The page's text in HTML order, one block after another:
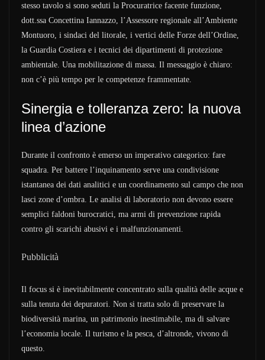
stesso tavolo si sono seduti la Procuratrice facente funzione,
dott.ssa Concettina Iannazzo, l’Assessore regionale all’Ambiente
Montuoro, i sindaci del litorale, i vertici delle Forze dell’Ordine,
la Guardia Costiera e i tecnici dei dipartimenti di protezione
ambientale. Una mobilitazione di massa. Il messaggio è chiaro:
non c’è più tempo per le competenze frammentate.
Sinergia e tolleranza zero: la nuova
linea d’azione
Durante il confronto è emerso un imperativo categorico: fare
squadra. Per battere l’inquinamento serve una condivisione
istantanea dei dati analitici e un coordinamento sul campo che non
lasci zone d’ombra. Le analisi di laboratorio non devono essere
semplici faldoni burocratici, ma armi di prevenzione rapida
contro gli scarichi abusivi e i malfunzionamenti.
Pubblicità
Il focus si è inevitabilmente concentrato sulla qualità delle acque e
sulla tenuta dei depuratori. Non si tratta solo di preservare la
biodiversità marina, un patrimonio inestimabile, ma di salvare
l’economia locale. Il turismo e la pesca, d’altronde, vivono di
questo.